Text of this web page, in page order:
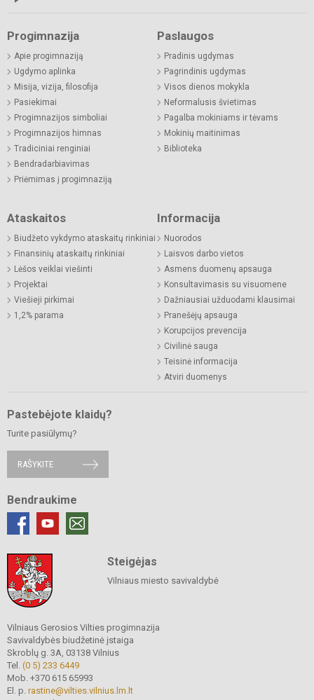
Progimnazija
Apie progimnaziją
Ugdymo aplinka
Misija, vizija, filosofija
Pasiekimai
Progimnazijos simboliai
Progimnazijos himnas
Tradiciniai renginiai
Bendradarbiavimas
Priėmimas į progimnaziją
Paslaugos
Pradinis ugdymas
Pagrindinis ugdymas
Visos dienos mokykla
Neformalusis švietimas
Pagalba mokiniams ir tėvams
Mokinių maitinimas
Biblioteka
Ataskaitos
Biudžeto vykdymo ataskaitų rinkiniai
Finansinių ataskaitų rinkiniai
Lėšos veiklai viešinti
Projektai
Viešieji pirkimai
1,2% parama
Informacija
Nuorodos
Laisvos darbo vietos
Asmens duomenų apsauga
Konsultavimasis su visuomene
Dažniausiai užduodami klausimai
Pranešėjų apsauga
Korupcijos prevencija
Civilinė sauga
Teisinė informacija
Atviri duomenys
Pastebėjote klaidų?
Turite pasiūlymų?
RAŠYKITE
Bendraukime
Steigėjas
Vilniaus miesto savivaldybė
Vilniaus Gerosios Vilties progimnazija
Savivaldybės biudžetinė įstaiga
Skroblų g. 3A, 03138 Vilnius
Tel. (0 5) 233 6449
Mob. +370 615 65993
El. p. rastine@vilties.vilnius.lm.lt